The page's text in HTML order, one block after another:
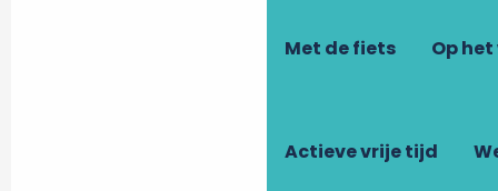
Met de fiets Op
Actieve vrije tijd